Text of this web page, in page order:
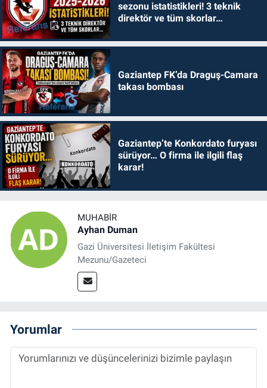
sezonu istatistikleri! 3 teknik
direktör ve tüm skorlar…
Gaziantep FK’da Draguş-Camara
takası bombası
Gaziantep’te Konkordato furyası
sürüyor… O firma ile ilgili flaş
karar!
MUHABIR
Ayhan Duman
Gazi Üniversitesi İletişim Fakültesi
Mezunu/Gazeteci
Yorumlar